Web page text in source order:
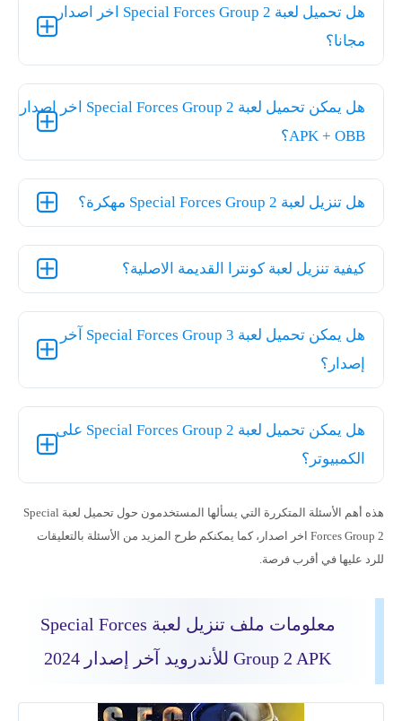
هل تحميل لعبة Special Forces Group 2 اخر اصدار
مجانا؟
هل يمكن تحميل لعبة Special Forces Group 2 اخر اصدار
APK + OBB؟
هل تنزيل لعبة Special Forces Group 2 مهكرة؟
كيفية تنزيل لعبة كونترا القديمة الاصلية؟
هل يمكن تحميل لعبة Special Forces Group 3 آخر
إصدار؟
هل يمكن تحميل لعبة Special Forces Group 2 على
الكمبيوتر؟
هذه أهم الأسئلة المتكررة التي يسألها المستخدمون حول تحميل لعبة Special
Forces Group 2 اخر اصدار، كما يمكنكم طرح المزيد من الأسئلة بالتعليقات
للرد عليها في أقرب فرصة.
معلومات ملف تنزيل لعبة Special Forces
Group 2 APK للأندرويد آخر إصدار 2024